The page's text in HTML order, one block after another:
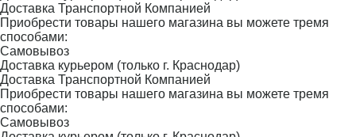
Доставка Транспортной Компанией
Приобрести товары нашего магазина вы можете тремя
способами:
Самовывоз
Доставка курьером (только г. Краснодар)
Доставка Транспортной Компанией
Приобрести товары нашего магазина вы можете тремя
способами:
Самовывоз